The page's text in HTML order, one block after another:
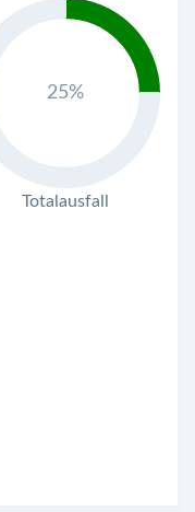
25%
Totalausfall